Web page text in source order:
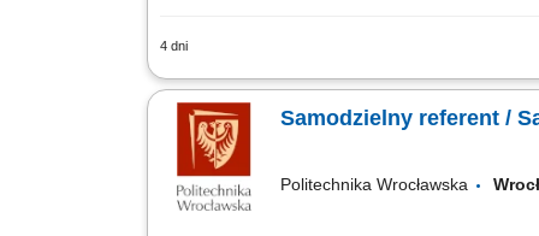
4 dni
sporządzanie projektów pism
Samodzielny referent /
Politechnika Wrocławska